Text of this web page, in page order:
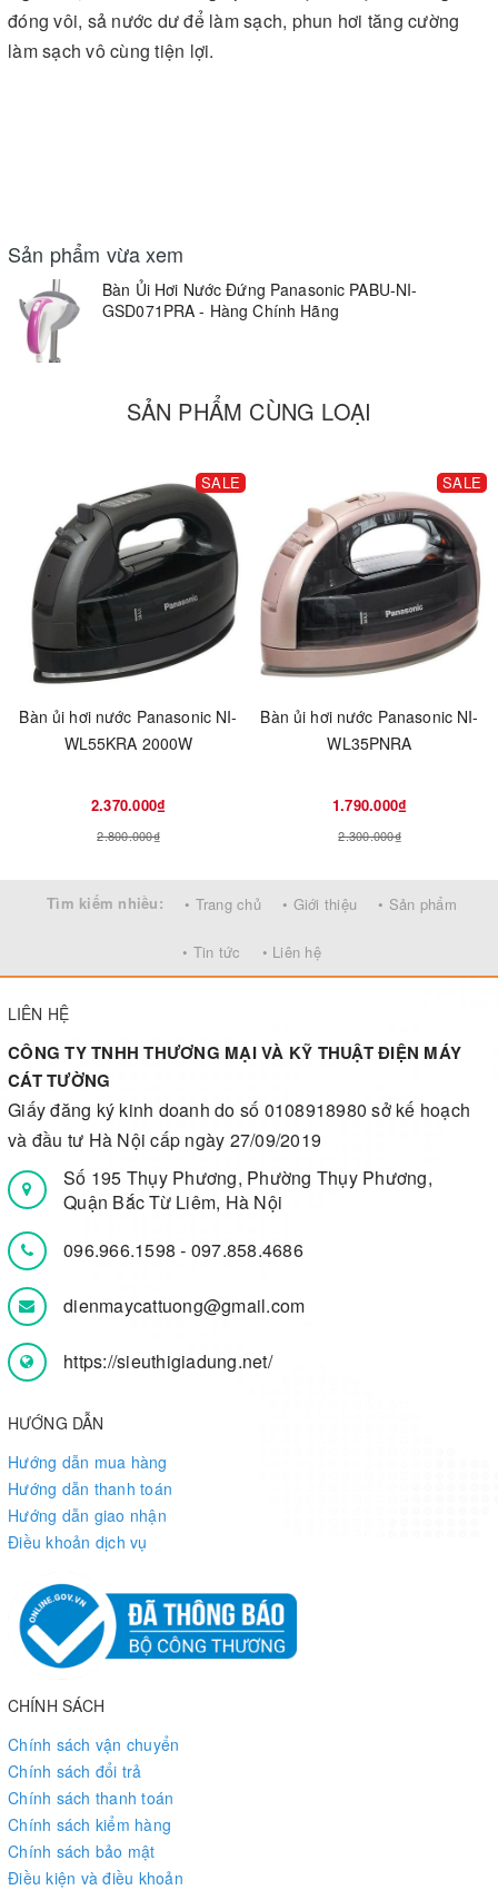
đóng vôi, sả nước dư để làm sạch, phun hơi tăng cường
làm sạch vô cùng tiện lợi.
Sản phẩm vừa xem
Bàn Ủi Hơi Nước Đứng Panasonic PABU-NI-
GSD071PRA - Hàng Chính Hãng
SẢN PHẨM CÙNG LOẠI
SALE
Bàn ủi hơi nước Panasonic NI-
WL55KRA 2000W
2.370.000₫
2.800.000₫
SALE
Bàn ủi hơi nước Panasonic NI-
WL35PNRA
1.790.000₫
2.300.000₫
Tìm kiếm nhiều: • Trang chủ • Giới thiệu • Sản phẩm
• Tin tức • Liên hệ
LIÊN HỆ
CÔNG TY TNHH THƯƠNG MẠI VÀ KỸ THUẬT ĐIỆN MÁY
CÁT TƯỜNG
Giấy đăng ký kinh doanh do số 0108918980 sở kế hoạch
và đầu tư Hà Nội cấp ngày 27/09/2019
Số 195 Thụy Phương, Phường Thụy Phương,
Quận Bắc Từ Liêm, Hà Nội
096.966.1598- 097.858.4686
dienmaycattuong@gmail.com
https://sieuthigiadung.net/
HƯỚNG DẪN
Hướng dẫn mua hàng
Hướng dẫn thanh toán
Hướng dẫn giao nhận
Điều khoản dịch vụ
CHÍNH SÁCH
Chính sách vận chuyển
Chính sách đổi trả
Chính sách thanh toán
Chính sách kiểm hàng
Chính sách bảo mật
Điều kiện và điều khoản